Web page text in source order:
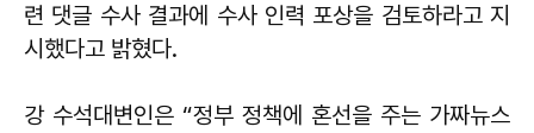
련 댓글 수사 결과에 수사 인력 포상을 검토하라고 지
시했다고 밝혔다.
강 수석대변인은 “정부 정책에 혼선을 주는 가짜뉴스